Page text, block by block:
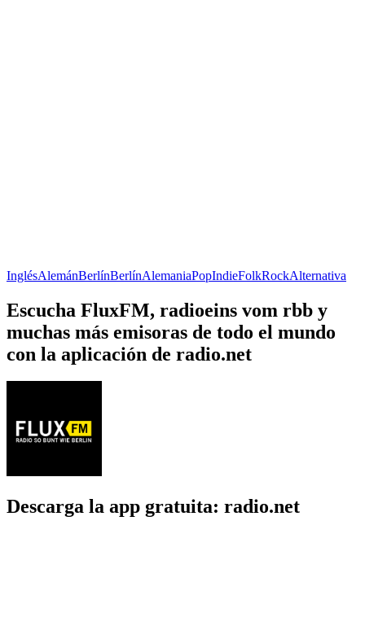
InglésAlemánBerlínBerlínAlemaniaPopIndieFolkRockAlternativa
Escucha FluxFM, radioeins vom rbb y
muchas más emisoras de todo el mundo
con la aplicación de radio.net
Descarga la app gratuita: radio.net